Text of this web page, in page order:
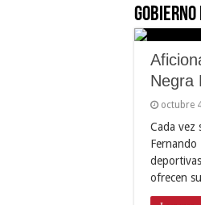
Negra
octubre
Cada vez
Fernando
ofrecen